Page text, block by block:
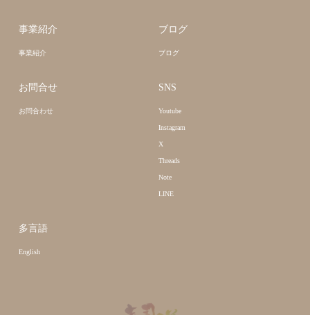
事業紹介
事業紹介
ブログ
ブログ
お問合せ
お問合わせ
SNS
Youtube
Instagram
X
Threads
Note
LINE
多言語
English